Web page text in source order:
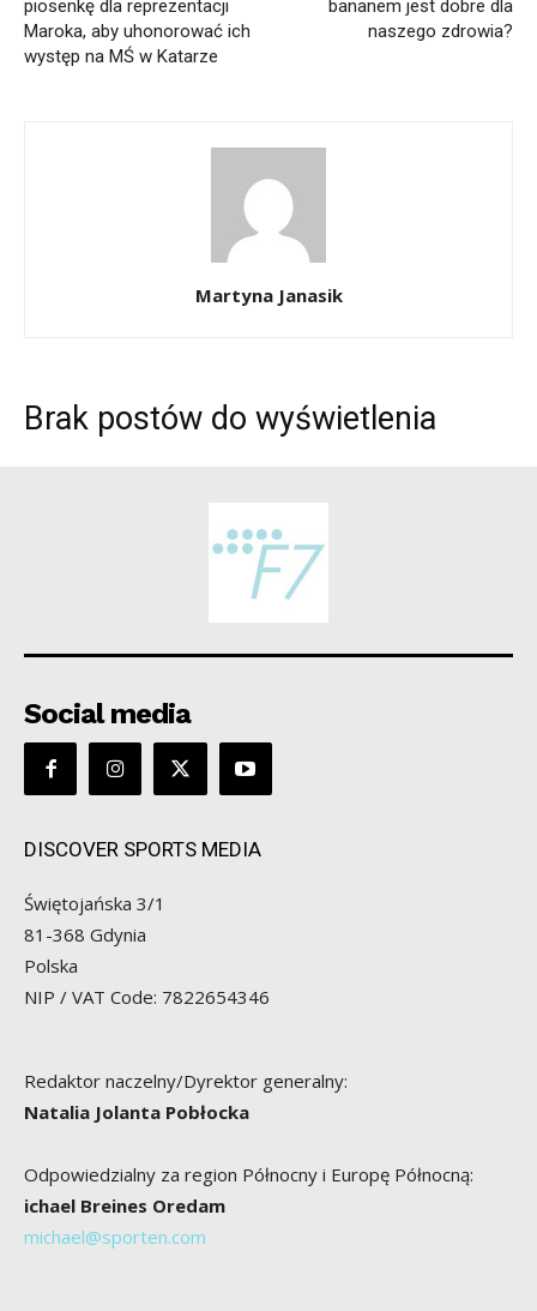
piosenkę dla reprezentacji
Maroka, aby uhonorować ich
występ na MŚ w Katarze
bananem jest dobre dla
naszego zdrowia?
Martyna Janasik
Brak postów do wyświetlenia
Social media
DISCOVER SPORTS MEDIA
Świętojańska 3/1
81-368 Gdynia
Polska
NIP / VAT Code: 7822654346
Redaktor naczelny/Dyrektor generalny:
Natalia Jolanta Pobłocka
Odpowiedzialny za region Północny i Europę Północną:
ichael Breines Oredam
michael@sporten.com